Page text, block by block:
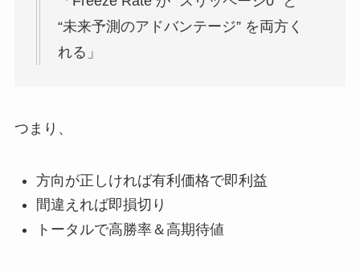
“未来予測のアドバンテージ” を両方く
れる」
つまり、
方向が正しければ有利価格で即利益
間違えれば即損切り
トータルで高勝率＆高期待値